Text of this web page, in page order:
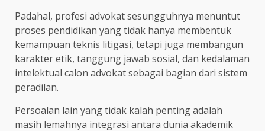
Padahal, profesi advokat sesungguhnya menuntut
proses pendidikan yang tidak hanya membentuk
kemampuan teknis litigasi, tetapi juga membangun
karakter etik, tanggung jawab sosial, dan kedalaman
intelektual calon advokat sebagai bagian dari sistem
peradilan.
Persoalan lain yang tidak kalah penting adalah
masih lemahnya integrasi antara dunia akademik